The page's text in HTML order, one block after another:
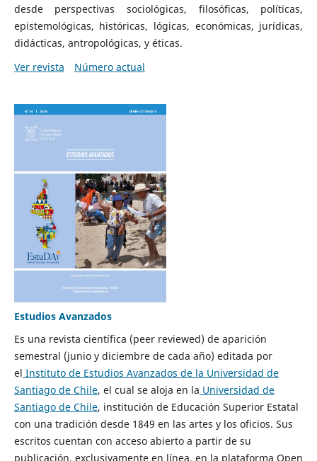
desde perspectivas sociológicas, filosóficas, políticas,
epistemológicas, históricas, lógicas, económicas, jurídicas,
didácticas, antropológicas, y éticas.
Ver revista
Número actual
Estudios Avanzados
Es una revista científica (peer reviewed) de aparición
semestral (junio y diciembre de cada año) editada por
el Instituto de Estudios Avanzados de la Universidad de
Santiago de Chile, el cual se aloja en la Universidad de
Santiago de Chile, institución de Educación Superior Estatal
con una tradición desde 1849 en las artes y los oficios. Sus
escritos cuentan con acceso abierto a partir de su
publicación, exclusivamente en línea, en la plataforma Open